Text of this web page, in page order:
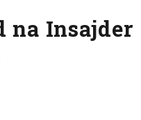
na Insajder